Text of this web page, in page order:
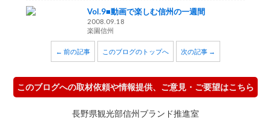
Vol.9■動画で楽しむ信州の一週間
2008.09.18
楽園信州
← 前の記事 このブログのトップへ 次の記事 →
このブログへの取材依頼や情報提供、ご意見・ご要望はこちら
長野県観光部信州ブランド推進室